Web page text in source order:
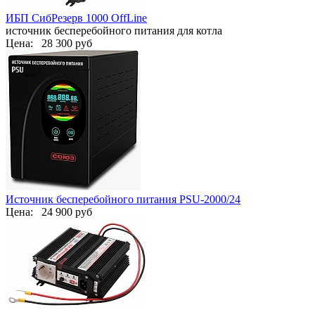
ИБП СибРезерв 1000 OffLine
источник бесперебойного питания для котла
Цена: 28 300 руб
Источник бесперебойного питания PSU-2000/24
Цена: 24 900 руб